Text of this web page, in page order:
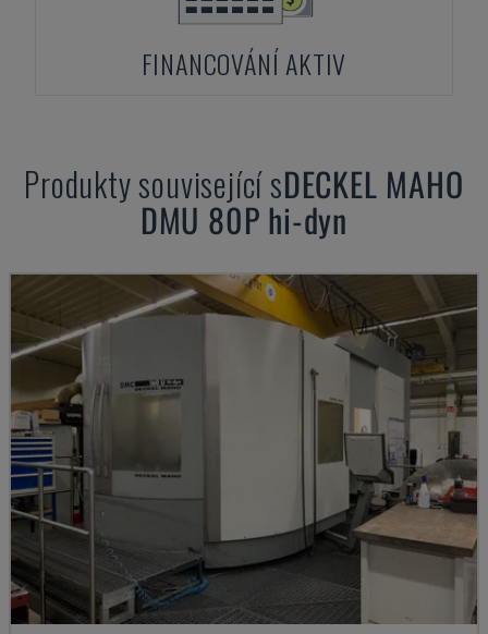
FINANCOVÁNÍ AKTIV
Produkty související sDECKEL MAHO
DMU 80P hi-dyn